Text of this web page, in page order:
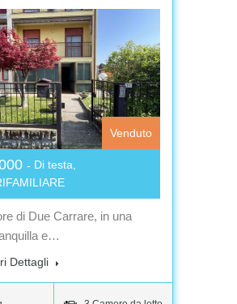
Venduto
Di testa,
di Due Carrare, in una
e…
Dettagli